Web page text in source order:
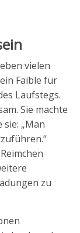
vielen
Faible für
Laufstegs.
Sie machte
„Man
zu